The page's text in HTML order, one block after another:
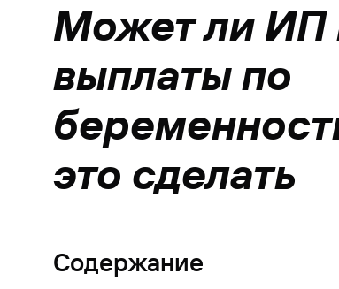
Может ли ИП
выплаты по
это сделать
Содержание